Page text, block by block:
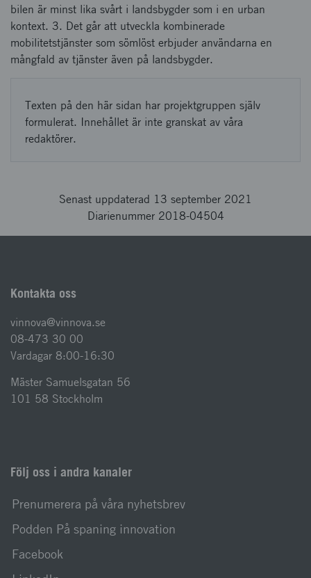
bilen är minst lika svårt i landsbygder som i en urban
kontext. 3. Det går att utveckla kombinerade
mobilitetstjänster som sömlöst erbjuder användarna en
mångfald av tjänster även på landsbygder.
Texten på den här sidan har projektgruppen själv
formulerat. Innehållet är inte granskat av våra
redaktörer.
Senast uppdaterad 13 september 2021
Diarienummer 2018-04504
Kontakta oss
vinnova@vinnova.se
08-473 30 00
Vardagar 8:00-16:30
Mäster Samuelsgatan 56
101 58 Stockholm
Följ oss i andra kanaler
Prenumerera på våra nyhetsbrev
Podden På spaning innovation
Facebook